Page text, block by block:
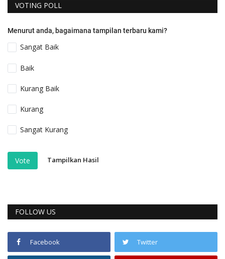
VOTING POLL
Menurut anda, bagaimana tampilan terbaru kami?
Sangat Baik
Baik
Kurang Baik
Kurang
Sangat Kurang
Vote Tampilkan Hasil
FOLLOW US
Facebook Twitter